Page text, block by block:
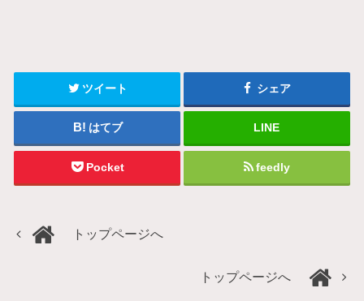
ツイート シェア
はてブ LINE
Pocket feedly
トップページへ
トップページへ